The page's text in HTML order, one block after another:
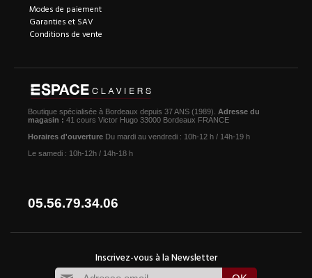
Modes de paiement
Garanties et SAV
Conditions de vente
Boutique spécialisée à Bordeaux depuis 37 ANS (1989). Adresse du
magasin : 41 cours Victor Hugo 33000 Bordeaux FRANCE
Horaires d'ouverture Du mardi au vendredi : 10h-12 h / 14h-19 h
Le samedi : 10h-12h / 14h-18 h
05.56.79.34.06